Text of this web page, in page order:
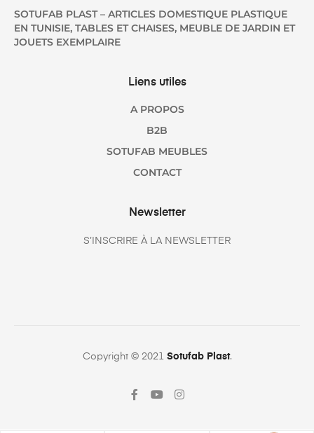
SOTUFAB PLAST – ARTICLES DOMESTIQUE PLASTIQUE
EN TUNISIE, TABLES ET CHAISES, MEUBLE DE JARDIN ET
JOUETS EXEMPLAIRE
Liens utiles
A PROPOS
B2B
SOTUFAB MEUBLES
CONTACT
Newsletter
S’INSCRIRE À LA NEWSLETTER
Copyright © 2021 Sotufab Plast.